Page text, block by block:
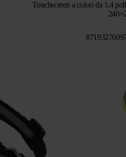
Touchscreen a colori da 1,4